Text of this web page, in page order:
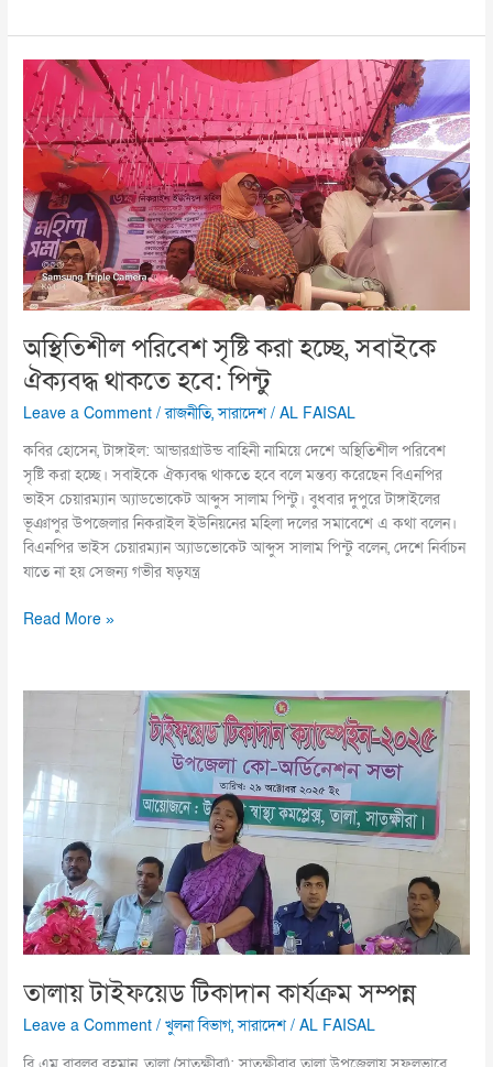
অস্থিতিশীল পরিবেশ সৃষ্টি করা হচ্ছে, সবাইকে
ঐক্যবদ্ধ থাকতে হবে: পিন্টু
Leave a Comment /রাজনীতি,সারাদেশ /AL FAISAL
কবির হোসেন, টাঙ্গাইল: আন্ডারগ্রাউন্ড বাহিনী নামিয়ে দেশে অস্থিতিশীল পরিবেশ
সৃষ্টি করা হচ্ছে। সবাইকে ঐক্যবদ্ধ থাকতে হবে বলে মন্তব্য করেছেন বিএনপির
ভাইস চেয়ারম্যান অ্যাডভোকেট আব্দুস সালাম পিন্টু। বুধবার দুপুরে টাঙ্গাইলের
ভূঞাপুর উপজেলার নিকরাইল ইউনিয়নের মহিলা দলের সমাবেশে এ কথা বলেন।
বিএনপির ভাইস চেয়ারম্যান অ্যাডভোকেট আব্দুস সালাম পিন্টু বলেন, দেশে নির্বাচন
যাতে না হয় সেজন্য গভীর ষড়যন্ত্র
অস্থিতিশীল
পরিবেশ
সৃষ্টি
করা
হচ্ছে,
সবাইকে
ঐক্যবদ্ধ
থাকতে
হবে:
পিন্টু
Read More »
তালায় টাইফয়েড টিকাদান কার্যক্রম সম্পন্ন
Leave a Comment /খুলনা বিভাগ,সারাদেশ /AL FAISAL
টাইফয়েড
কার্যক্রম
সম্পন্ন